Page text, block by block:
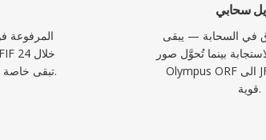
ساعة — صور Olympus تبقى خاصة.
سحابي
في السحابة — يبقى
بينما تُحوَّل صور
Olympus ORF الى JFIF على خوادم
قوية.